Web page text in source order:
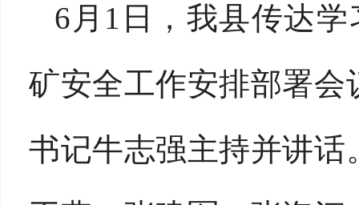
6月1日，我县传达
矿安全工作安排部署
书记牛志强主持并讲